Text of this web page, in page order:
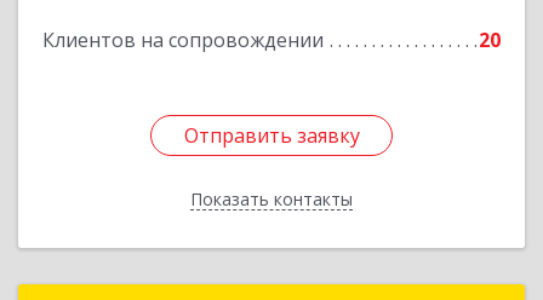
Клиентов на сопровождении 20
Отправить заявку
Показать контакты
Подробнее
Отправить заявку
Назад